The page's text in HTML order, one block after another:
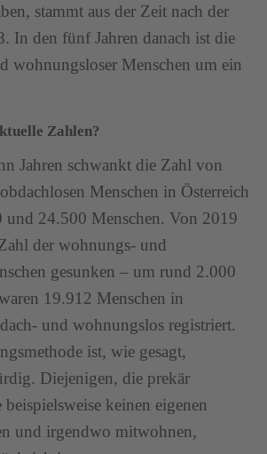
stammt aus der Zeit nach der
In den fünf Jahren danach ist die
wohnungsloser Menschen um ein
Zahlen?
Jahren schwankt die Zahl von
Menschen in Österreich
und 24.500 Menschen. Von 2019
der wohnungs- und
gesunken – um rund 2.000
19.912 Menschen in
und wohnungslos registriert.
ist, wie gesagt,
Diejenigen, die prekär
keinen eigenen
und irgendwo mitwohnen,